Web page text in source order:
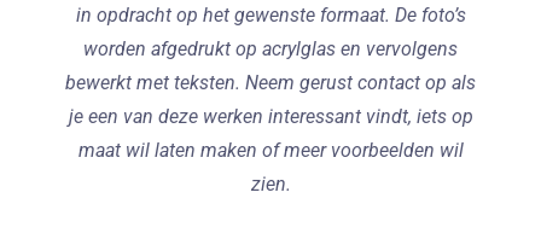
in opdracht op het gewenste formaat. De foto’s
worden afgedrukt op acrylglas en vervolgens
bewerkt met teksten. Neem gerust contact op als
je een van deze werken interessant vindt, iets op
maat wil laten maken of meer voorbeelden wil
zien.